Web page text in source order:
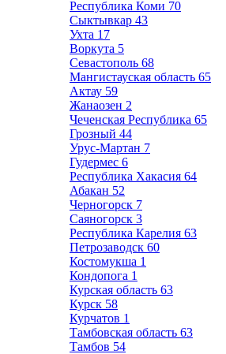
Республика Коми 70
Сыктывкар 43
Ухта 17
Воркута 5
Севастополь 68
Мангистауская область 65
Актау 59
Жанаозен 2
Чеченская Республика 65
Грозный 44
Урус-Мартан 7
Гудермес 6
Республика Хакасия 64
Абакан 52
Черногорск 7
Саяногорск 3
Республика Карелия 63
Петрозаводск 60
Костомукша 1
Кондопога 1
Курская область 63
Курск 58
Курчатов 1
Тамбовская область 63
Тамбов 54